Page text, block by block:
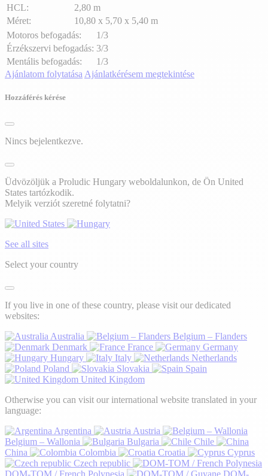
HCL:
2,80 m
Méret:
10,80 x 5,70 x 5,40 m
Motoros befogadás:
1/3
Érzékszervi befogadás: 3/3
Mentális befogadás:
1/3
Ajánlatom folytatása Ajánlatkérésem megtekintése
Hozzáférés kérése
Nincs bejelentkezve.
Üdvözöljük a Proludic Hungary weboldalunkon, de Ön United
States tartózkodik.
Melyik verziót szeretné folytatni?
See all sites
Select your country
If you live in one of these country, please visit our dedicated
websites:
Australia
Belgium – Flanders
Denmark
France
Germany
Hungary
Italy
Netherlands
Poland
Slovakia
Spain
United Kingdom
Otherwise you can visit our international website translated in your
language:
Argentina
Austria
Belgium – Wallonia
Bulgaria
Chile
China
Colombia Croatia
Cyprus
Czech republic
DOM-TOM / French Polynesia
DOM-